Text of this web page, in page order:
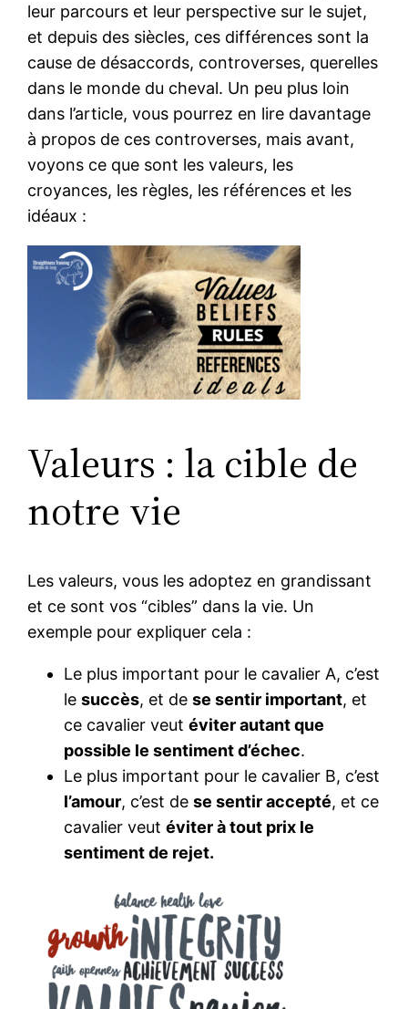
leur parcours et leur perspective sur le sujet,
et depuis des siècles, ces différences sont la
cause de désaccords, controverses, querelles
dans le monde du cheval. Un peu plus loin
dans l’article, vous pourrez en lire davantage
à propos de ces controverses, mais avant,
voyons ce que sont les valeurs, les
croyances, les règles, les références et les
idéaux :
Valeurs : la cible de
notre vie
Les valeurs, vous les adoptez en grandissant
et ce sont vos “cibles” dans la vie. Un
exemple pour expliquer cela :
Le plus important pour le cavalier A, c’est
lesuccès, et dese sentir important, et
ce cavalier veutéviter autant que
possible le sentiment d’échec.
Le plus important pour le cavalier B, c’est
l’amour, c’est dese sentir accepté, et ce
cavalier veutéviter à tout prix le
sentiment de rejet.